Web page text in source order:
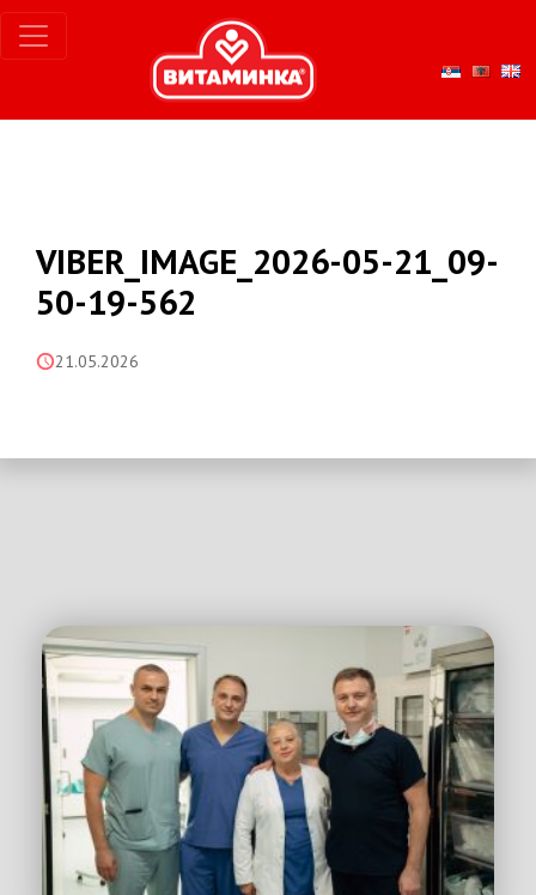
VIBER_IMAGE_2026-05-21_09-
50-19-562
21.05.2026